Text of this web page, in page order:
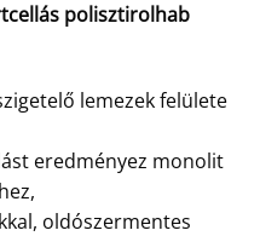
polisztirolhab
lemezek felülete
eredményez monolit
oldószermentes